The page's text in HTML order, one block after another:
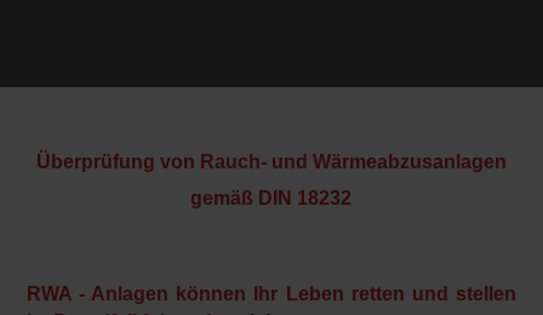
Überprüfung von Rauch- und Wärmeabzusanlagen
gemäß DIN 18232
RWA - Anlagen können Ihr Leben retten und stellen